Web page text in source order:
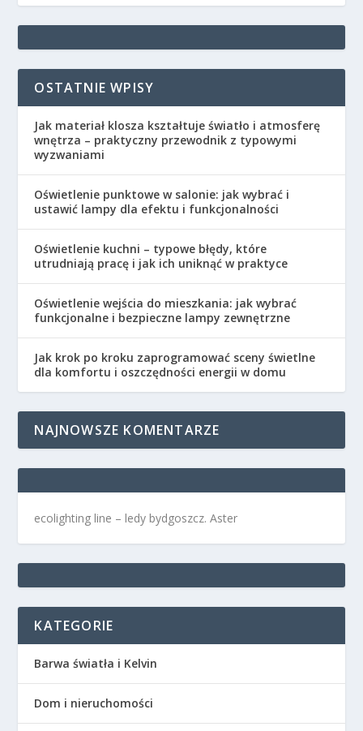
OSTATNIE WPISY
Jak materiał klosza kształtuje światło i atmosferę
wnętrza – praktyczny przewodnik z typowymi
wyzwaniami
Oświetlenie punktowe w salonie: jak wybrać i
ustawić lampy dla efektu i funkcjonalności
Oświetlenie kuchni – typowe błędy, które
utrudniają pracę i jak ich uniknąć w praktyce
Oświetlenie wejścia do mieszkania: jak wybrać
funkcjonalne i bezpieczne lampy zewnętrzne
Jak krok po kroku zaprogramować sceny świetlne
dla komfortu i oszczędności energii w domu
NAJNOWSZE KOMENTARZE
ecolighting line – ledy bydgoszcz. Aster
KATEGORIE
Barwa światła i Kelvin
Dom i nieruchomości